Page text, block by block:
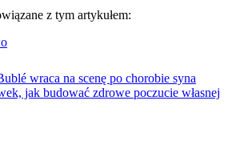
z tym artykułem:
wraca na scenę po chorobie syna
jak budować zdrowe poczucie własnej